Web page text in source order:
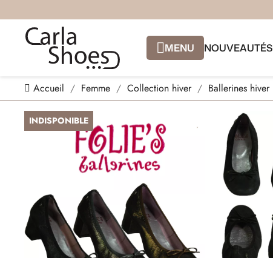
MENU NOUVEAUTÉS
Accueil Femme Collection hiver Ballerines hiver
INDISPONIBLE